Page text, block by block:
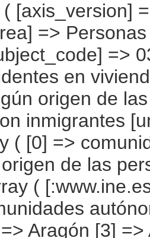
Catalunya [10] => Comunitat Valenciana [11] => Extremadura [12] => Galicia [13] => Madrid (Comunidad de) [14] => Murcia(Región de) [15] => Navarra(Comunidad Foral de) [16] => País Vasco [17] => Rioja (La) [18] => Ceuta [19] => Melilla ) [origen de las personas en las viviendas] => Array ( [0] => Total [1] => España [2] => Países de Europa sin España [3] => Países de África [4] => Países de América [5] => Países de Asia y Oceanía [6] => Desconocido ) ) [codes] => Array ( [comunidades autónomas] => "CA00","CA01","CA02","CA03","CA04","CA05", "CA06","CA07","CA08","CA09","CA10","CA11","CA12","CA13","CA14","CA15", "CA16","CA17","CA18","CA19" ) [map] => Array ( [comunidades autónomas] => "spain_regions_img_ind" ) [decimals] => 0 [showdecimals] => 0 [source] => Instituto Nacional de Estadística [contact] => INE Difusión. Internet: www.ine.es/infoine